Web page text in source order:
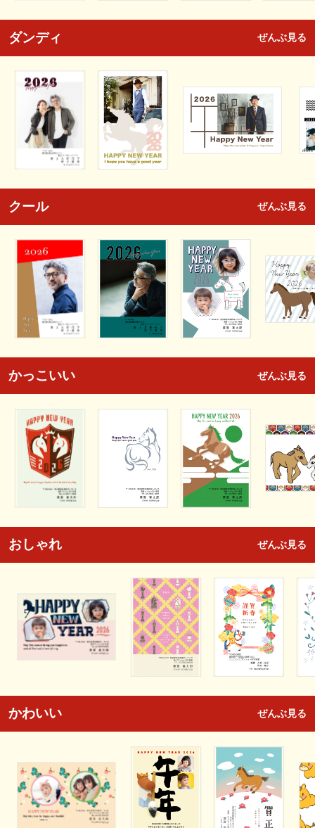
ダンディ ぜんぶ見る
クール ぜんぶ見る
かっこいい ぜんぶ見る
おしゃれ ぜんぶ見る
かわいい ぜんぶ見る